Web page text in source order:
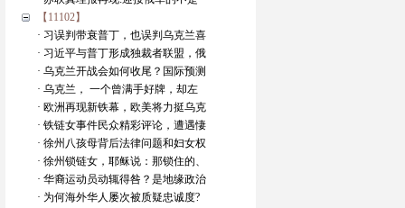
【11102】
· 习误判带衰普丁，也误判乌克兰喜
· 习近平与普丁形成独裁者联盟，俄
· 乌克兰开战会如何收尾？国际预测
· 乌克兰， 一个曾满手好牌，却左
· 欧洲再现新铁幕，欧美将力挺乌克
· 铁链女事件民众精彩评论，遭遇悽
· 徐州八孩母背后法律问题和妇女权
· 徐州锁链女，耶稣说：那锁住的、
· 华裔运动员动辄得咎？是地缘政治
· 为何海外华人屡次被质疑忠诚度?